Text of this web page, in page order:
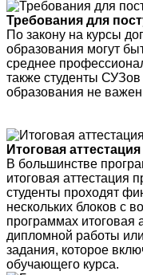
Требования для
По закону на курсы
образования могут
среднее
также студенты
образования не
Итоговая аттестация
В большинстве
итоговая аттестация
студенты проходят
нескольких блоков с
программах итоговая
дипломной работы
задания, которое
обучающего курса.